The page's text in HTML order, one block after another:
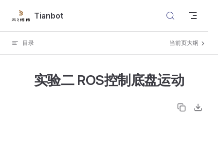
Skip to content
Tianbot
目录 当前页大纲
实验二 ROS控制底盘运动